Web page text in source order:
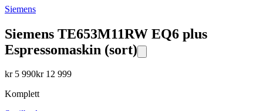
Siemens
Siemens TE653M11RW EQ6 plus
Espressomaskin (sort)
kr 5 990kr 12 999
Komplett